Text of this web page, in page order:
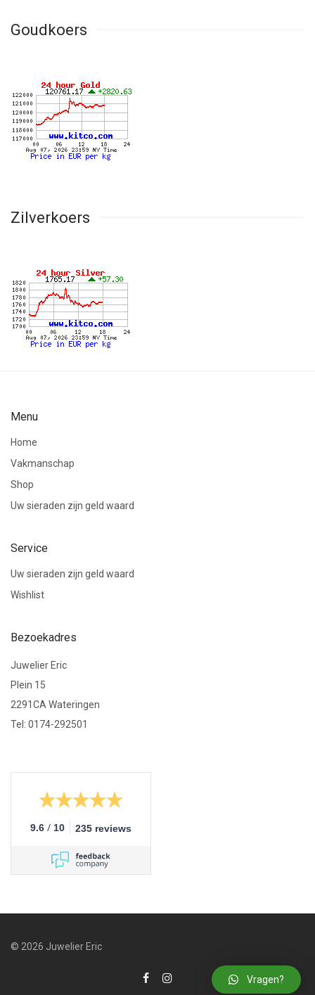
Goudkoers
Zilverkoers
Menu
Home
Vakmanschap
Shop
Uw sieraden zijn geld waard
Service
Uw sieraden zijn geld waard
Wishlist
Bezoekadres
Juwelier Eric
Plein 15
2291CA Wateringen
Tel: 0174-292501
9.6 / 10 235 reviews
© 2026 Juwelier Eric
Vragen?